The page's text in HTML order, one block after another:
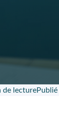
de lecture